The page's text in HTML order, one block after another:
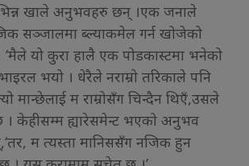
खाले अनुभवहरु छन् ।एक जनाले
सञ्जालमा ब्ल्याकमेल गर्न खोजेको
यो कुरा हालै एक पोडकास्टमा भनेको
भयो । धेरैले नराम्रो तरिकाले पनि
मान्छेलाई म राम्रोसँग चिन्दैन थिएँ,उसले
। केहीसम्म ह्यारेसमेन्ट भएको अनुभव
म त्यस्ता मानिससँग नजिक हुन